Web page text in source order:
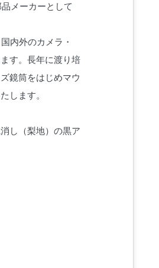
メーカーとして
内外のカメラ・
す。長年に渡り培
鏡筒をはじめマウ
します。
し（梨地）の黒ア